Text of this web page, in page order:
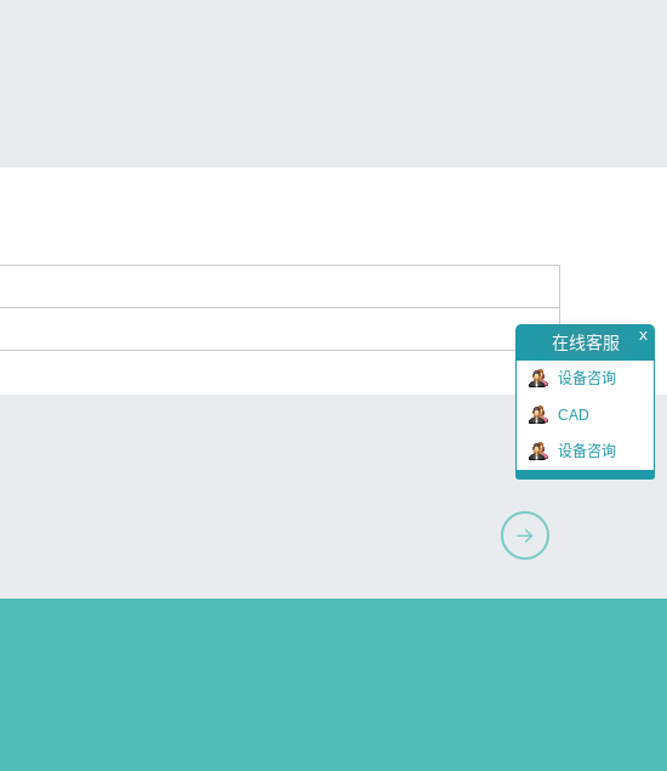
在线客服 x
设备咨询
CAD
设备咨询
→